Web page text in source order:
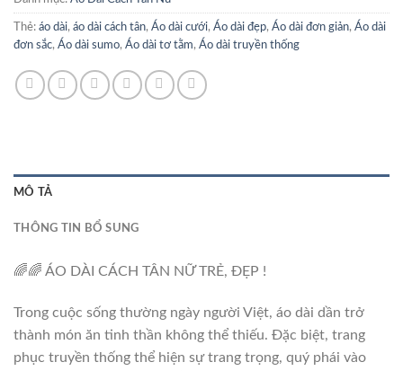
Thẻ: áo dài, áo dài cách tân, Áo dài cưới, Áo dài đẹp, Áo dài đơn giản, Áo dài
đơn sắc, Áo dài sumo, Áo dài tơ tằm, Áo dài truyền thống
MÔ TẢ
THÔNG TIN BỔ SUNG
🌈🌈 ÁO DÀI CÁCH TÂN NỮ TRẺ, ĐẸP !
Trong cuộc sống thường ngày người Việt, áo dài dần trở
thành món ăn tinh thần không thể thiếu. Đặc biệt, trang
phục truyền thống thể hiện sự trang trọng, quý phái vào